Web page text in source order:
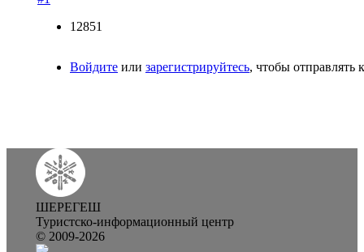
12851
Войдите или зарегистрируйтесь, чтобы отправлять
ШЕРЕГЕШ
Туристско-информационный центр
© 2009-2026